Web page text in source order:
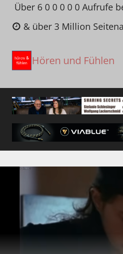
Zum
Inhalt
springen
Über 6 0 0 0 0 0 Aufrufe
& über 3 Million
Hören und Fühlen